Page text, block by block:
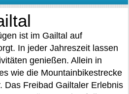
ist im Gailtal auf
In jeder Jahreszeit lassen
genießen. Allein in
wie die Mountainbikestrecke
Das Freibad Gailtaler Erlebnis